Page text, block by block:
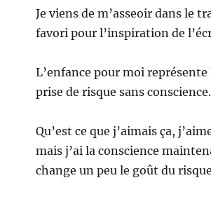
Je viens de m’asseoir dans le
favori pour l’inspiration de
L’enfance pour moi
prise de risque sans conscience.
Qu’est ce que j’aimais ça,
mais j’ai la conscience
change un peu le goût du